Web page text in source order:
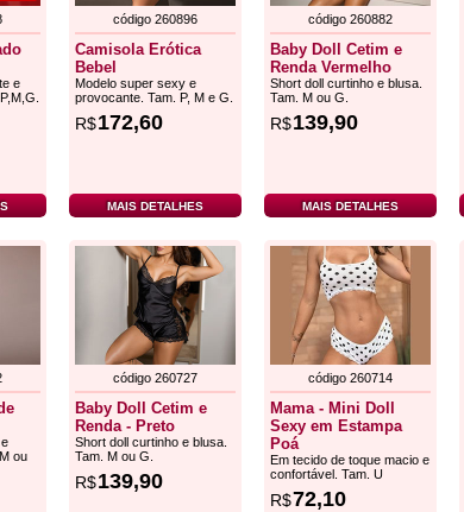
e
código 260896
Camisola Erótica
Bebel
Modelo super sexy e
provocante. Tam. P, M e G.
R$172,60
MAIS DETALHES
código 260882
Baby Doll Cetim e
Renda Vermelho
Short doll curtinho e blusa.
Tam. M ou G.
R$139,90
MAIS DETALHES
ou
código 260727
Baby Doll Cetim e
Renda - Preto
Short doll curtinho e blusa.
Tam. M ou G.
R$139,90
código 260714
Mama - Mini Doll
Sexy em Estampa
Poá
Em tecido de toque macio e
confortável. Tam. U
R$72,10